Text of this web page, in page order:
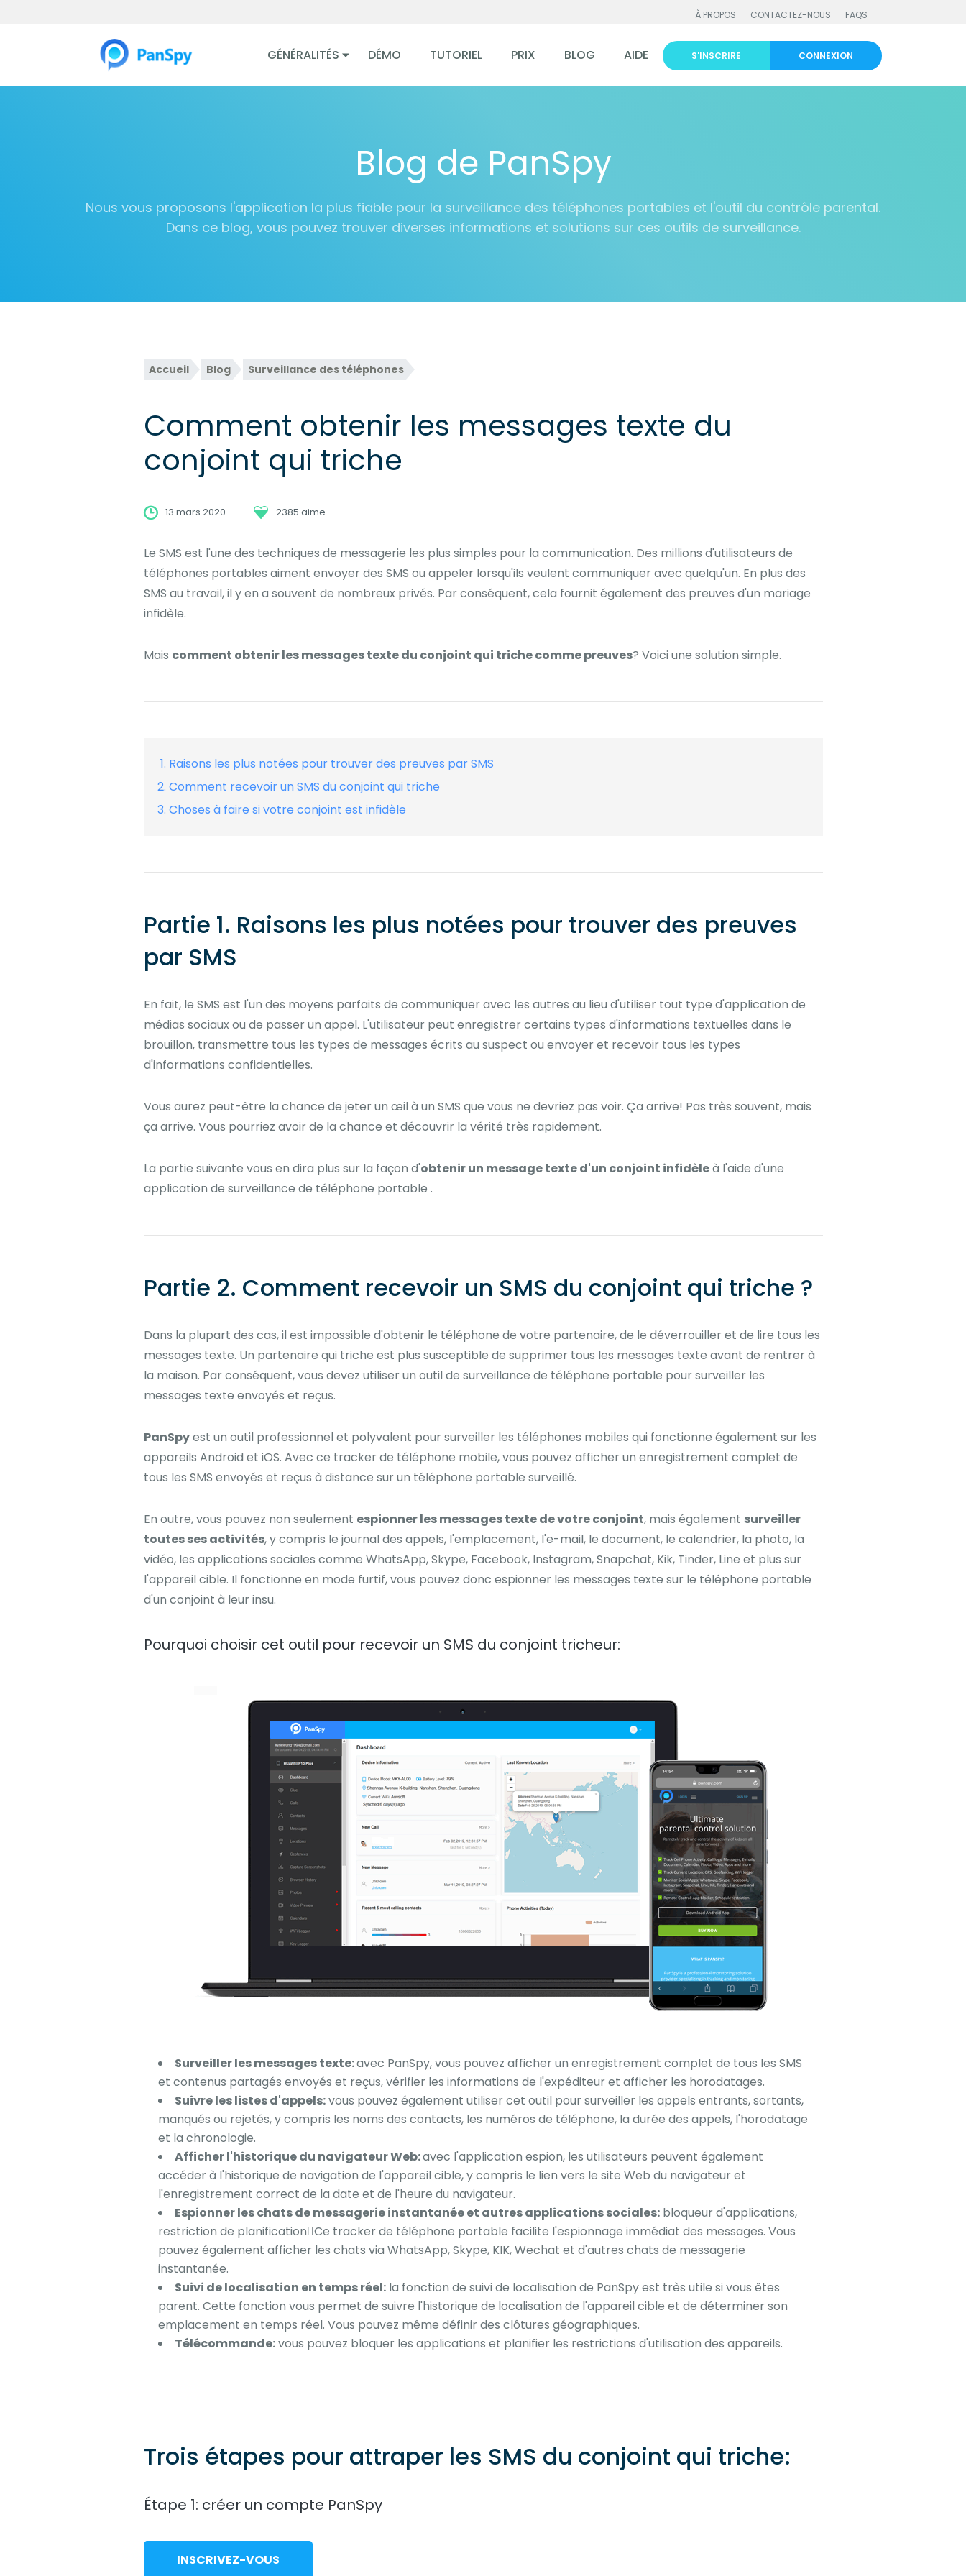
À PROPOS CONTACTEZ-NOUS FAQS
GÉNÉRALITÉS DÉMO TUTORIEL PRIX BLOG AIDE S'INSCRIRE CONNEXION
Blog de PanSpy
Nous vous proposons l'application la plus fiable pour la surveillance des téléphones portables et l'outil du contrôle parental.
Dans ce blog, vous pouvez trouver diverses informations et solutions sur ces outils de surveillance.
Accueil Blog Surveillance des téléphones
Comment obtenir les messages texte du
conjoint qui triche
13 mars 2020 2385 aime
Le SMS est l'une des techniques de messagerie les plus simples pour la communication. Des millions d'utilisateurs de
téléphones portables aiment envoyer des SMS ou appeler lorsqu'ils veulent communiquer avec quelqu'un. En plus des
SMS au travail, il y en a souvent de nombreux privés. Par conséquent, cela fournit également des preuves d'un mariage
infidèle.
Mais comment obtenir les messages texte du conjoint qui triche comme preuves? Voici une solution simple.
Raisons les plus notées pour trouver des preuves par SMS
Comment recevoir un SMS du conjoint qui triche
Choses à faire si votre conjoint est infidèle
Partie 1. Raisons les plus notées pour trouver des preuves
par SMS
En fait, le SMS est l'un des moyens parfaits de communiquer avec les autres au lieu d'utiliser tout type d'application de
médias sociaux ou de passer un appel. L'utilisateur peut enregistrer certains types d'informations textuelles dans le
brouillon, transmettre tous les types de messages écrits au suspect ou envoyer et recevoir tous les types
d'informations confidentielles.
Vous aurez peut-être la chance de jeter un œil à un SMS que vous ne devriez pas voir. Ça arrive! Pas très souvent, mais
ça arrive. Vous pourriez avoir de la chance et découvrir la vérité très rapidement.
La partie suivante vous en dira plus sur la façon d'obtenir un message texte d'un conjoint infidèleà l'aide d'une
application de surveillance de téléphone portable .
Partie 2. Comment recevoir un SMS du conjoint qui triche ?
Dans la plupart des cas, il est impossible d'obtenir le téléphone de votre partenaire, de le déverrouiller et de lire tous les
messages texte. Un partenaire qui triche est plus susceptible de supprimer tous les messages texte avant de rentrer à
la maison. Par conséquent, vous devez utiliser un outil de surveillance de téléphone portable pour surveiller les
messages texte envoyés et reçus.
PanSpyest un outil professionnel et polyvalent pour surveiller les téléphones mobiles qui fonctionne également sur les
appareils Android et iOS. Avec ce tracker de téléphone mobile, vous pouvez afficher un enregistrement complet de
tous les SMS envoyés et reçus à distance sur un téléphone portable surveillé.
En outre, vous pouvez non seulement espionner les messages texte de votre conjoint, mais également surveiller
toutes ses activités, y compris le journal des appels, l'emplacement, l'e-mail, le document, le calendrier, la photo, la
vidéo, les applications sociales comme WhatsApp, Skype, Facebook, Instagram, Snapchat, Kik, Tinder, Line et plus sur
l'appareil cible. Il fonctionne en mode furtif, vous pouvez donc espionner les messages texte sur le téléphone portable
d'un conjoint à leur insu.
Pourquoi choisir cet outil pour recevoir un SMS du conjoint tricheur:
Surveiller les messages texte:avec PanSpy, vous pouvez afficher un enregistrement complet de tous les SMS
et contenus partagés envoyés et reçus, vérifier les informations de l'expéditeur et afficher les horodatages.
Suivre les listes d'appels:vous pouvez également utiliser cet outil pour surveiller les appels entrants, sortants,
manqués ou rejetés, y compris les noms des contacts, les numéros de téléphone, la durée des appels, l'horodatage
et la chronologie.
Afficher l'historique du navigateur Web:avec l'application espion, les utilisateurs peuvent également
accéder à l'historique de navigation de l'appareil cible, y compris le lien vers le site Web du navigateur et
l'enregistrement correct de la date et de l'heure du navigateur.
Espionner les chats de messagerie instantanée et autres applications sociales:bloqueur d'applications,
restriction de planificationCe tracker de téléphone portable facilite l'espionnage immédiat des messages. Vous
pouvez également afficher les chats via WhatsApp, Skype, KIK, Wechat et d'autres chats de messagerie
instantanée.
Suivi de localisation en temps réel:la fonction de suivi de localisation de PanSpy est très utile si vous êtes
parent. Cette fonction vous permet de suivre l'historique de localisation de l'appareil cible et de déterminer son
emplacement en temps réel. Vous pouvez même définir des clôtures géographiques.
Télécommande:vous pouvez bloquer les applications et planifier les restrictions d'utilisation des appareils.
Trois étapes pour attraper les SMS du conjoint qui triche:
Étape 1: créer un compte PanSpy
INSCRIVEZ-VOUS